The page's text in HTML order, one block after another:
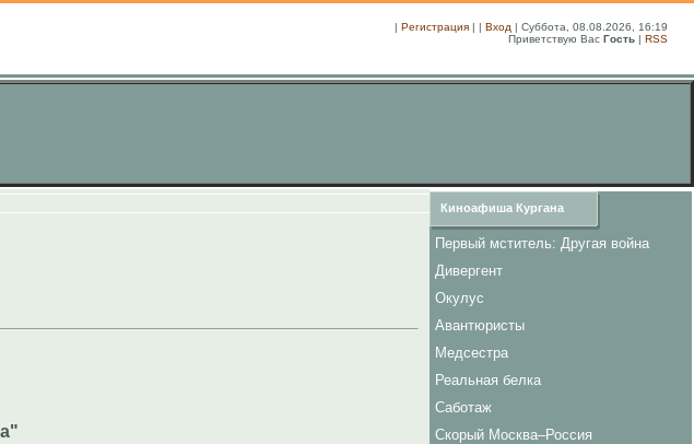
| Регистрация | | Вход | Суббота, 08.08.2026, 16:19
Приветствую Вас Гость | RSS
Киноафиша Кургана
Первый мститель: Другая война
Дивергент
Окулус
Авантюристы
Медсестра
Реальная белка
Саботаж
Скорый Москва–Россия